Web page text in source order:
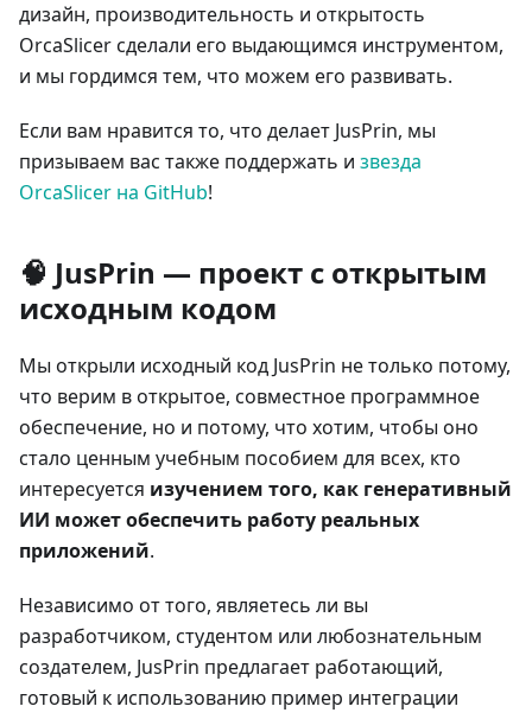
дизайн, производительность и открытость
OrcaSlicer сделали его выдающимся инструментом,
и мы гордимся тем, что можем его развивать.
Если вам нравится то, что делает JusPrin, мы
призываем вас также поддержать и звезда
OrcaSlicer на GitHub!
🧠 JusPrin — проект с открытым
исходным кодом
Мы открыли исходный код JusPrin не только потому,
что верим в открытое, совместное программное
обеспечение, но и потому, что хотим, чтобы оно
стало ценным учебным пособием для всех, кто
интересуется изучением того, как генеративный
ИИ может обеспечить работу реальных
приложений.
Независимо от того, являетесь ли вы
разработчиком, студентом или любознательным
создателем, JusPrin предлагает работающий,
готовый к использованию пример интеграции